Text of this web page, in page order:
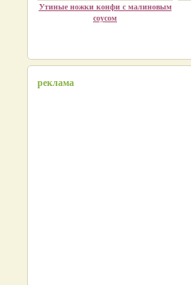
Утиные ножки конфи с малиновым
соусом
реклама